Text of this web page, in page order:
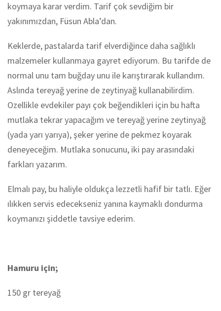
koymaya karar verdim. Tarif çok sevdiğim bir
yakınımızdan, Füsun Abla’dan.
Keklerde, pastalarda tarif elverdiğince daha sağlıklı
malzemeler kullanmaya gayret ediyorum. Bu tarifde de
normal unu tam buğday unu ile karıştırarak kullandım.
Aslında tereyağ yerine de zeytinyağ kullanabilirdim.
Ozellikle evdekiler payı çok beğendikleri için bu hafta
mutlaka tekrar yapacağım ve tereyağ yerine zeytinyağ
(yada yarı yarıya), şeker yerine de pekmez koyarak
deneyeceğim. Mutlaka sonucunu, iki pay arasındaki
farkları yazarım.
Elmalı pay, bu haliyle oldukça lezzetli hafif bir tatlı. Eğer
ılıkken servis edecekseniz yanına kaymaklı dondurma
koymanızı şiddetle tavsiye ederim.
Hamuru için;
150 gr tereyağ